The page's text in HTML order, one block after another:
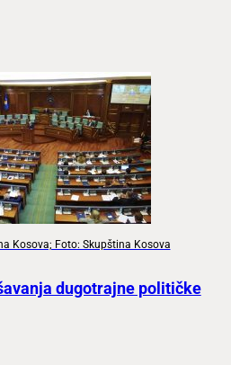
Kosova; Foto: Skupština Kosova
dugotrajne političke